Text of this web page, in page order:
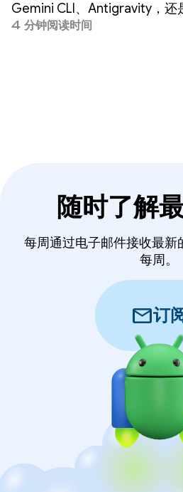
Gemini CLI、Antigravity，还
或 Codex 等第三方智能体，
4 分钟阅读时间
随时了解
每周通过电子邮件接收最
每周。
mail订